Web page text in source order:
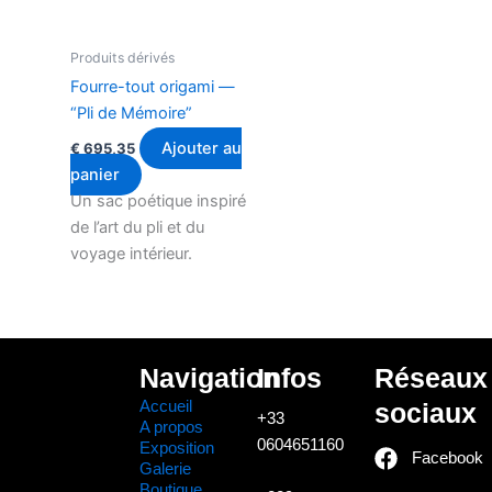
Produits dérivés
Fourre-tout origami —
“Pli de Mémoire”
€ 695,35
Ajouter au
panier
Un sac poétique inspiré
de l’art du pli et du
voyage intérieur.
Navigation
Accueil
A propos
Exposition
Galerie
Infos
+33
0604651160
Réseaux
sociaux
Facebook